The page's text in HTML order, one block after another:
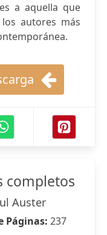
a aquella que
autores más
completos
Auster
Páginas: 237